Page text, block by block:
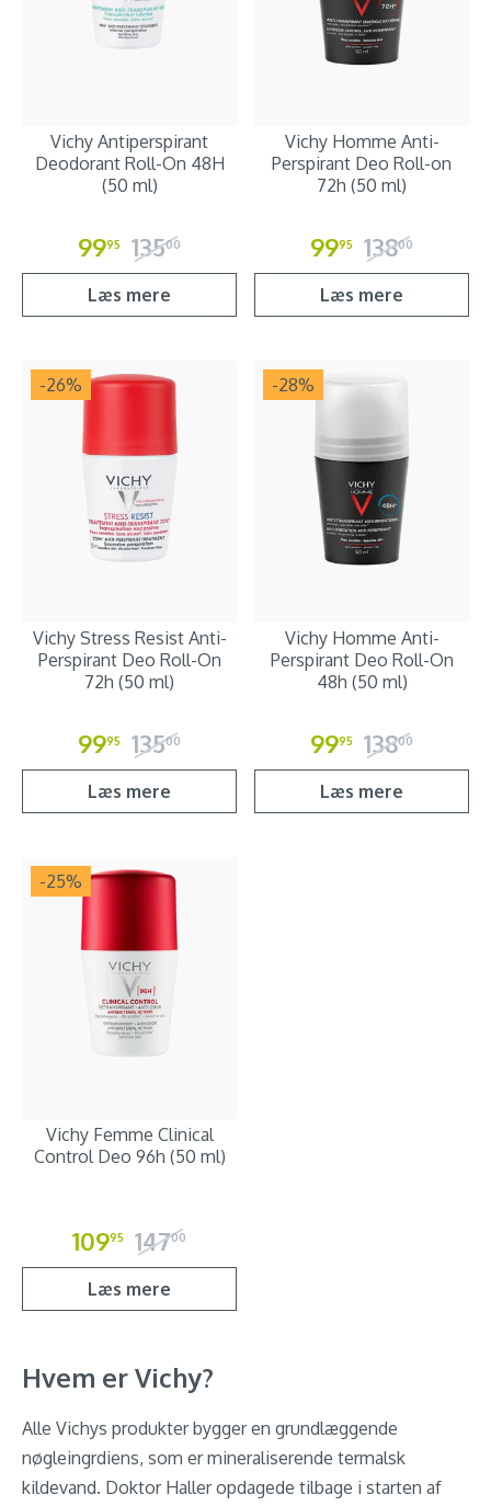
Vichy Antiperspirant
Deodorant Roll-On 48H
(50 ml)
9995 13500
Læs mere
Vichy Homme Anti-
Perspirant Deo Roll-on
72h (50 ml)
9995 13800
Læs mere
-26%
Vichy Stress Resist Anti-
Perspirant Deo Roll-On
72h (50 ml)
9995 13500
Læs mere
-28%
Vichy Homme Anti-
Perspirant Deo Roll-On
48h (50 ml)
9995 13800
Læs mere
-25%
Vichy Femme Clinical
Control Deo 96h (50 ml)
10995 14700
Læs mere
Hvem er Vichy?
Alle Vichys produkter bygger en grundlæggende
nøgleingrdiens, som er mineraliserende termalsk
kildevand. Doktor Haller opdagede tilbage i starten af